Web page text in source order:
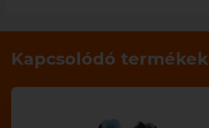
Kapcsolódó termékek